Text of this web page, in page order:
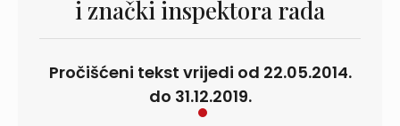
i znački inspektora rada
Pročišćeni tekst vrijedi od 22.05.2014.
do 31.12.2019.